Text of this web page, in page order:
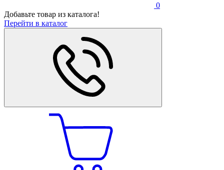
0
Добавьте товар из каталога!
Перейти в каталог